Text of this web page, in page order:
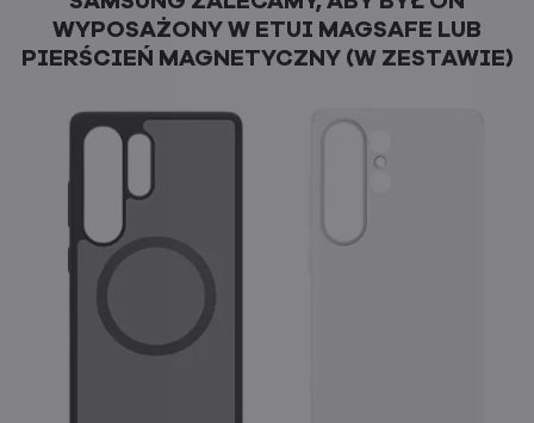
WYPOSAŻONY W ETUI MAGSAFE LUB
PIERŚCIEŃ MAGNETYCZNY (W ZESTAWIE)